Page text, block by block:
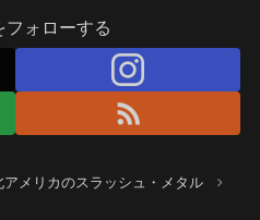
フォローする
アメリカのスラッシュ・メタル